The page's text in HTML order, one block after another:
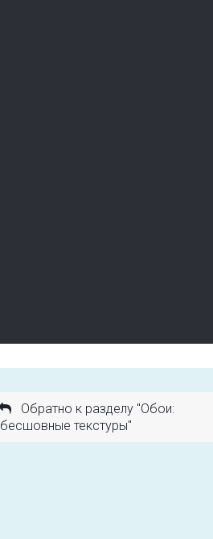
Обратно к разделу "Обои:
бесшовные текстуры"